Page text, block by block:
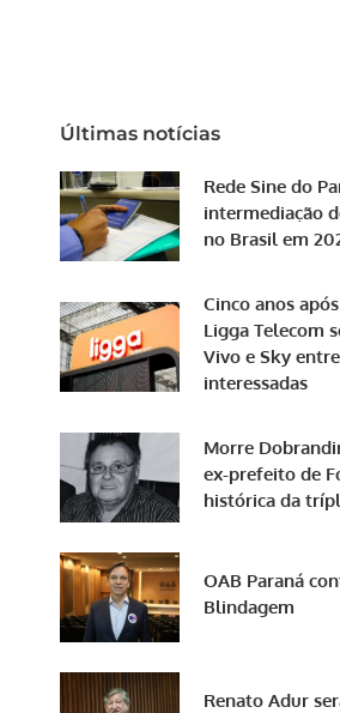
Últimas notícias
Rede Sine do
intermediação
no Brasil em
Cinco anos
Ligga Telecom
Vivo e Sky
interessadas
Morre
ex-prefeito de
histórica da
OAB Paraná
Blindagem
Renato Adur